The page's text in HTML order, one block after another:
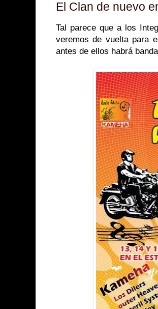
El Clan de nuevo
Tal parece que a los
veremos de vuelta para
antes de ellos habrá